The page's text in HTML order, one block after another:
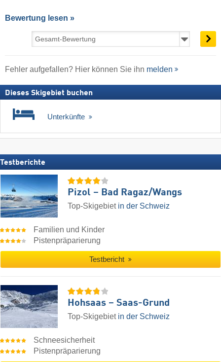
Bewertung lesen »
Fehler aufgefallen? Hier können Sie ihn melden
Dieses Skigebiet buchen
Unterkünfte
Testberichte
Pizol – Bad Ragaz/​Wangs
Top-Skigebiet in der Schweiz
Familien und Kinder
Pistenpräparierung
Testbericht
Hohsaas – Saas-Grund
Top-Skigebiet in der Schweiz
Schneesicherheit
Pistenpräparierung